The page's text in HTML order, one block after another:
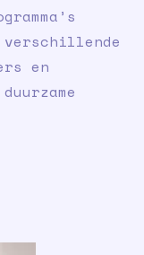
verschillende
en